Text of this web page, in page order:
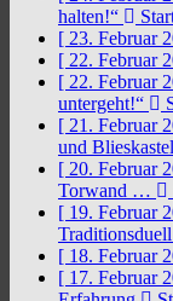
halten!“
[ 23. Februar
[ 22. Februar
[ 22. Februar
untergeht!“
[ 21. Februar
und Blieskastel
[ 20. Februar
Torwand …
[ 19. Februar
Traditionsduell
[ 18. Februar
[ 17. Februar